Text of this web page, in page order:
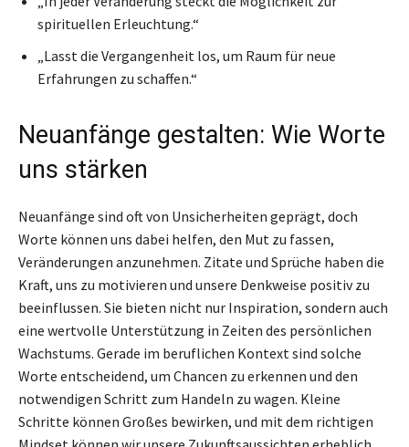
spirituellen Erleuchtung.“
„Lasst die Vergangenheit los, um Raum für neue
Erfahrungen zu schaffen.“
Neuanfänge gestalten: Wie Worte
uns stärken
Neuanfänge sind oft von Unsicherheiten geprägt, doch
Worte können uns dabei helfen, den Mut zu fassen,
Veränderungen anzunehmen. Zitate und Sprüche haben die
Kraft, uns zu motivieren und unsere Denkweise positiv zu
beeinflussen. Sie bieten nicht nur Inspiration, sondern auch
eine wertvolle Unterstützung in Zeiten des persönlichen
Wachstums. Gerade im beruflichen Kontext sind solche
Worte entscheidend, um Chancen zu erkennen und den
notwendigen Schritt zum Handeln zu wagen. Kleine
Schritte können Großes bewirken, und mit dem richtigen